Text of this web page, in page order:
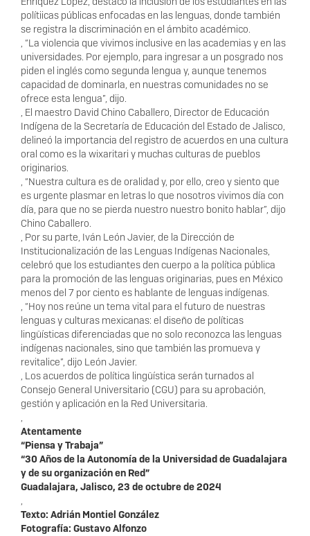
polítiicas públicas enfocadas en las lenguas, donde también
se registra la discriminación en el ámbito académico.
, “La violencia que vivimos inclusive en las academias y en las
universidades. Por ejemplo, para ingresar a un posgrado nos
piden el inglés como segunda lengua y, aunque tenemos
capacidad de dominarla, en nuestras comunidades no se
ofrece esta lengua”, dijo.
, El maestro David Chino Caballero, Director de Educación
Indígena de la Secretaría de Educación del Estado de Jalisco,
delineó la importancia del registro de acuerdos en una cultura
oral como es la wixaritari y muchas culturas de pueblos
originarios.
, “Nuestra cultura es de oralidad y, por ello, creo y siento que
es urgente plasmar en letras lo que nosotros vivimos día con
día, para que no se pierda nuestro nuestro bonito hablar”, dijo
Chino Caballero.
, Por su parte, Iván León Javier, de la Dirección de
Institucionalización de las Lenguas Indígenas Nacionales,
celebró que los estudiantes den cuerpo a la política pública
para la promoción de las lenguas originarias, pues en México
menos del 7 por ciento es hablante de lenguas indígenas.
, “Hoy nos reúne un tema vital para el futuro de nuestras
lenguas y culturas mexicanas: el diseño de políticas
lingüísticas diferenciadas que no solo reconozca las lenguas
indígenas nacionales, sino que también las promueva y
revitalice”, dijo León Javier.
, Los acuerdos de política lingüística serán turnados al
Consejo General Universitario (CGU) para su aprobación,
gestión y aplicación en la Red Universitaria.
,
Atentamente
“Piensa y Trabaja”
“30 Años de la Autonomía de la Universidad de Guadalajara
y de su organización en Red”
Guadalajara, Jalisco, 23 de octubre de 2024
,
Texto: Adrián Montiel González
Fotografía: Gustavo Alfonzo